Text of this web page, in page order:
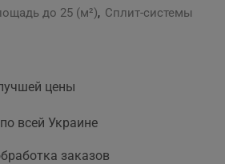
до 25 (м²), Сплит-системы
цены
всей Украине
заказов